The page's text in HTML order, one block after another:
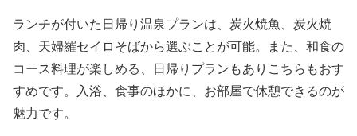
ランチが付いた日帰り温泉プランは、炭火焼魚、炭火焼
肉、天婦羅セイロそばから選ぶことが可能。また、和食の
コース料理が楽しめる、日帰りプランもありこちらもおす
すめです。入浴、食事のほかに、お部屋で休憩できるのが
魅力です。